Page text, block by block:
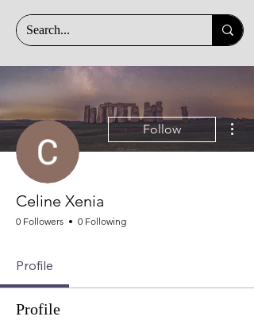
Follow
Celine Xenia
0 Followers 0 Following
Profile
Profile